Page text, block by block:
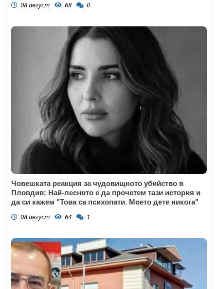
08 август 68 0
Човешката реакция за чудовищното убийство в
Пловдив: Най-лесното е да прочетем тази история и
да си кажем "Това са психопати. Моето дете никога"
08 август 64 1